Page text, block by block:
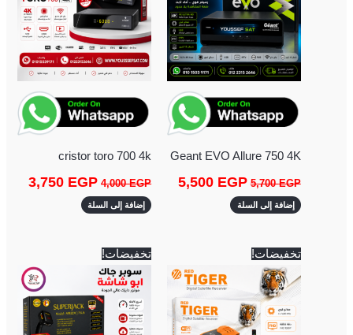
Geant EVO Allure 750 4K
5,700EGP
5,500 EGP
إضافة إلى السلة
cristor toro 700 4k
4,000EGP
3,750 EGP
إضافة إلى السلة
تخفيضات!
2,500 EGP.
الحالي
هو:
تخفيضات!
هو:
هو:
3,200 EGP.